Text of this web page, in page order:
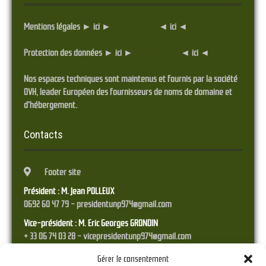
Gérer le consentement
Mentions légales ► ici ► ◄ ici ◄
Protection des données ► ici ► ◄ ici ◄
Nos espaces techniques sont maintenus et fournis par la société
OVH, leader Européen des fournisseurs de noms de domaine et
d'hébergement.
Contacts
Footer site
Président : M. Jean POLLEUX
0692 60 47 79 - presidentunp974@gmail.com
Vice-président : M. Eric Georges GRONDIN
+ 33 06 74 03 28 - vicepresidentunp974@gmail.com
Trésorier : M. Franck STYRANEC